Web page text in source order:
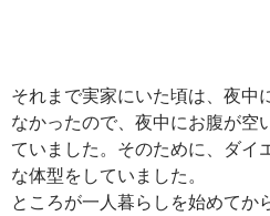
それまで実家にいた頃は、夜中
なかったので、夜中にお腹が空
ていました。そのために、ダイ
な体型をしていました。
ところが一人暮らしを始めてか